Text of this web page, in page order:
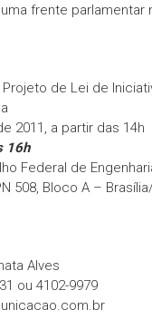
frente parlamentar
de Lei de
2011, a partir das 14h
16h
Federal de
508, Bloco A –
Alves
ou 4102-9979